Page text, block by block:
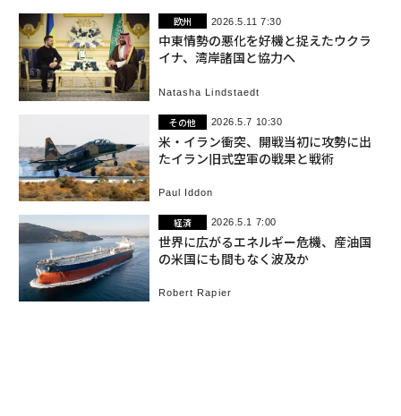
欧州 2026.5.11 7:30
中東情勢の悪化を好機と捉えたウクラ
イナ、湾岸諸国と協力へ
Natasha Lindstaedt
その他 2026.5.7 10:30
米・イラン衝突、開戦当初に攻勢に出
たイラン旧式空軍の戦果と戦術
Paul Iddon
経済 2026.5.1 7:00
世界に広がるエネルギー危機、産油国
の米国にも間もなく波及か
Robert Rapier